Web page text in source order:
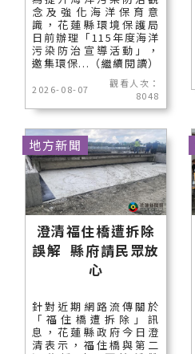
念及強化海洋保育意
識，花蓮縣環境保護局
日前辦理「115年度海洋
污染防治宣導活動」，
邀集環保...（繼續閱讀）
2026-08-07
觀看人次：
8048
澄清福住橋遭拆除
誤解 縣府請民眾放
心
針對近期網路流傳關於
「福住橋遭拆除」訊
息，花蓮縣政府今日澄
清表示，福住橋與第二
地方新聞